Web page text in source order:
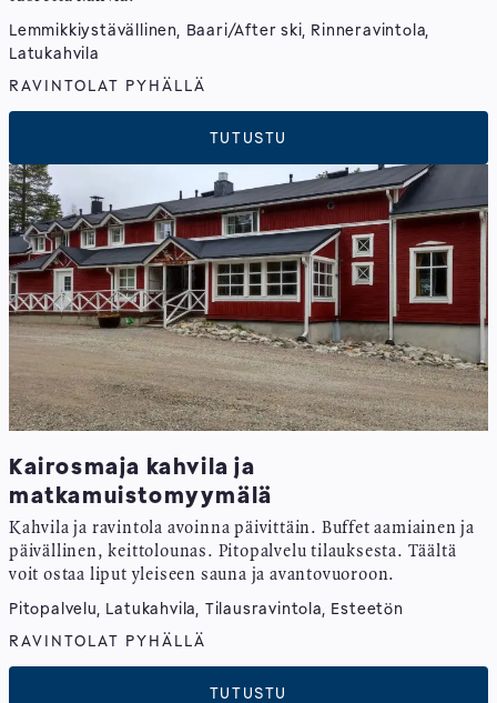
Lemmikkiystävällinen, Baari/After ski, Rinneravintola,
Latukahvila
RAVINTOLAT PYHÄLLÄ
TUTUSTU
Kairosmaja kahvila ja
matkamuistomyymälä
Kahvila ja ravintola avoinna päivittäin. Buffet aamiainen ja
päivällinen, keittolounas. Pitopalvelu tilauksesta. Täältä
voit ostaa liput yleiseen sauna ja avantovuoroon.
Pitopalvelu, Latukahvila, Tilausravintola, Esteetön
RAVINTOLAT PYHÄLLÄ
TUTUSTU